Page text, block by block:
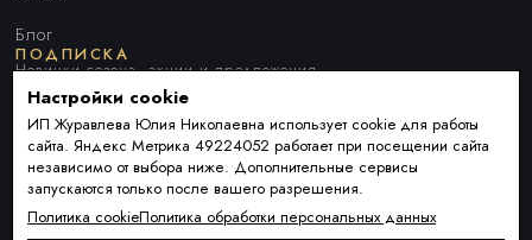
Блог
ПОДПИСКА
Новинки сезона, акции и предложения
Я ДАЮ СОГЛАСИЕ НА ОБРАБОТКУ ПЕРСОНАЛЬНЫХ ДАННЫХ И
СОГЛАШАЮСЬ СПОЛИТИКОЙ ОБРАБОТКИ ПЕРСОНАЛЬНЫХ
ДАННЫХ
Настройки cookie
ИП Журавлева Юлия Николаевна использует cookie для работы
сайта. Яндекс Метрика 49224052 работает при посещении сайта
независимо от выбора ниже. Дополнительные сервисы
запускаются только после вашего разрешения.
Политика cookieПолитика обработки персональных данных